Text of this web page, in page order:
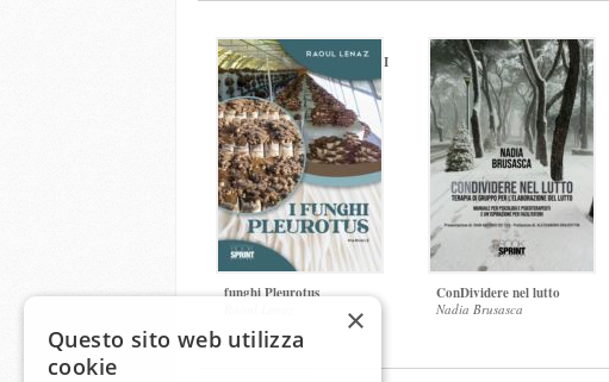
I
funghi Pleurotus ConDividere nel lutto
Nadia Brusasca
×
Questo sito web utilizza
cookie